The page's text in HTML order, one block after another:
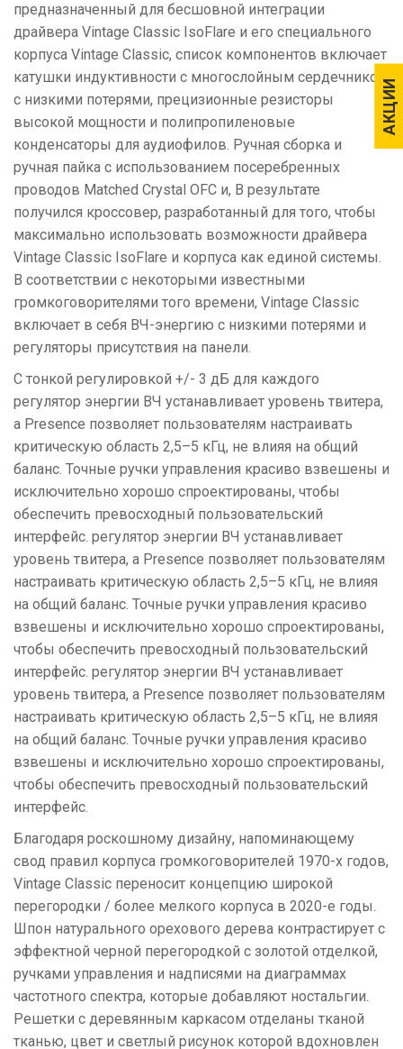
АКЦИИ
АКЦИИ
предназначенный для бесшовной интеграции
драйвера Vintage Classic IsoFlare и его специального
корпуса Vintage Classic, список компонентов включает
катушки индуктивности с многослойным сердечником
с низкими потерями, прецизионные резисторы
высокой мощности и полипропиленовые
конденсаторы для аудиофилов. Ручная сборка и
ручная пайка с использованием посеребренных
проводов Matched Crystal OFC и, В результате
получился кроссовер, разработанный для того, чтобы
максимально использовать возможности драйвера
Vintage Classic IsoFlare и корпуса как единой системы.
В соответствии с некоторыми известными
громкоговорителями того времени, Vintage Classic
включает в себя ВЧ-энергию с низкими потерями и
регуляторы присутствия на панели.
С тонкой регулировкой +/- 3 дБ для каждого
регулятор энергии ВЧ устанавливает уровень твитера,
а Presence позволяет пользователям настраивать
критическую область 2,5–5 кГц, не влияя на общий
баланс. Точные ручки управления красиво взвешены и
исключительно хорошо спроектированы, чтобы
обеспечить превосходный пользовательский
интерфейс. регулятор энергии ВЧ устанавливает
уровень твитера, а Presence позволяет пользователям
настраивать критическую область 2,5–5 кГц, не влияя
на общий баланс. Точные ручки управления красиво
взвешены и исключительно хорошо спроектированы,
чтобы обеспечить превосходный пользовательский
интерфейс. регулятор энергии ВЧ устанавливает
уровень твитера, а Presence позволяет пользователям
настраивать критическую область 2,5–5 кГц, не влияя
на общий баланс. Точные ручки управления красиво
взвешены и исключительно хорошо спроектированы,
чтобы обеспечить превосходный пользовательский
интерфейс.
Благодаря роскошному дизайну, напоминающему
свод правил корпуса громкоговорителей 1970-х годов,
Vintage Classic переносит концепцию широкой
перегородки / более мелкого корпуса в 2020-е годы.
Шпон натурального орехового дерева контрастирует с
эффектной черной перегородкой с золотой отделкой,
ручками управления и надписями на диаграммах
частотного спектра, которые добавляют ностальгии.
Решетки с деревянным каркасом отделаны тканой
тканью, цвет и светлый рисунок которой вдохновлен